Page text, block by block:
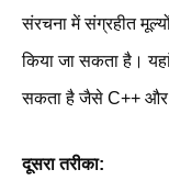
संरचना में संग्रहीत
किया जा सकता है।
सकता है जैसे C++
दूसरा तरीका: